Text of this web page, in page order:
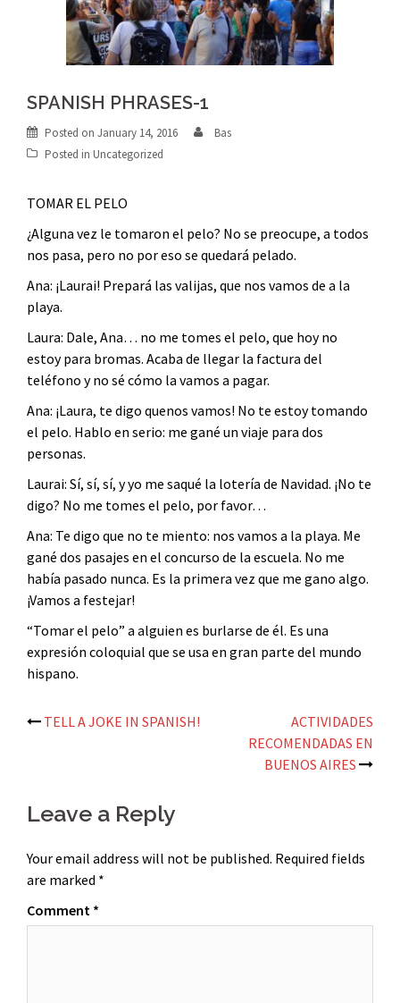
SPANISH PHRASES-1
Posted on January 14, 2016
Bas
Posted in Uncategorized
TOMAR EL PELO
¿Alguna vez le tomaron el pelo? No se preocupe, a todos
nos pasa, pero no por eso se quedará pelado.
Ana: ¡Laurai! Prepará las valijas, que nos vamos de a la
playa.
Laura: Dale, Ana… no me tomes el pelo, que hoy no
estoy para bromas. Acaba de llegar la factura del
teléfono y no sé cómo la vamos a pagar.
Ana: ¡Laura, te digo quenos vamos! No te estoy tomando
el pelo. Hablo en serio: me gané un viaje para dos
personas.
Laurai: Sí, sí, sí, y yo me saqué la lotería de Navidad. ¡No te
digo? No me tomes el pelo, por favor…
Ana: Te digo que no te miento: nos vamos a la playa. Me
gané dos pasajes en el concurso de la escuela. No me
había pasado nunca. Es la primera vez que me gano algo.
¡Vamos a festejar!
“Tomar el pelo” a alguien es burlarse de él. Es una
expresión coloquial que se usa en gran parte del mundo
hispano.
Post
TELL A JOKE IN SPANISH!
ACTIVIDADES
RECOMENDADAS EN
BUENOS AIRES
Leave a Reply
Your email address will not be published. Required fields
are marked *
Comment *